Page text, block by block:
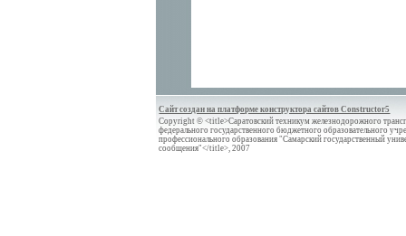
Copyright © <title>Саратовский техникум железнодорожного
федерального государственного бюджетного образовательного
профессионального образования "Самарский государственный
сообщения"</title>, 2007
Сайт создан на платформе конструктора сайтов Constructor5